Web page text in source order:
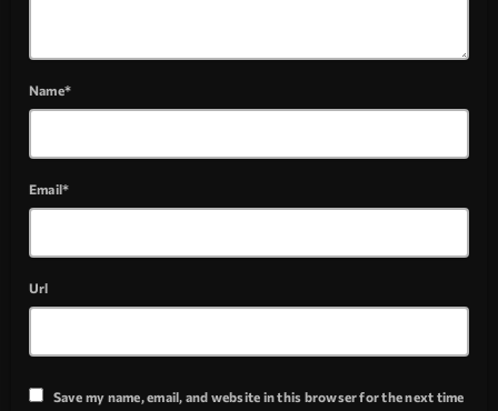
Name*
Email*
Url
Save my name, email, and website in this browser for the next time